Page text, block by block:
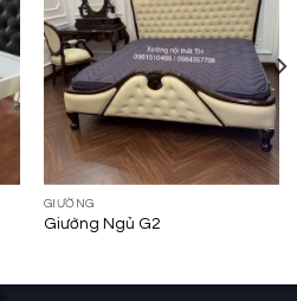
GIƯỜNG
Giường Ngủ G2